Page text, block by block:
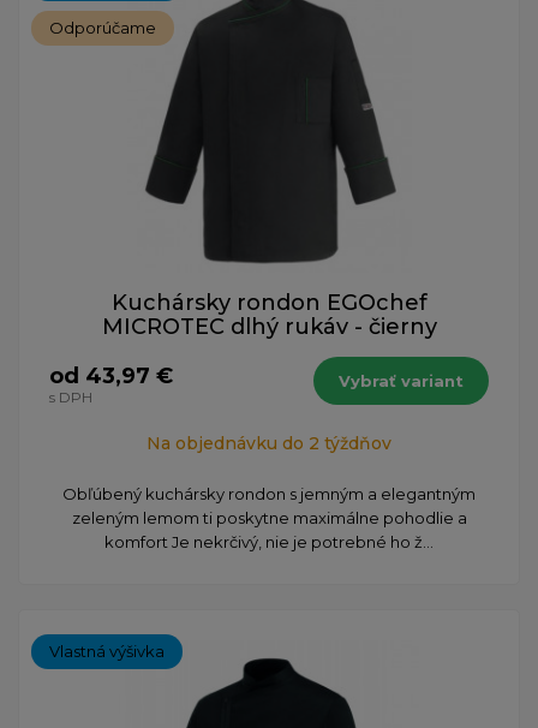
Odporúčame
Kuchársky rondon EGOchef
MICROTEC dlhý rukáv - čierny
od 43,97 €
s DPH
Vybrať variant
Na objednávku do 2 týždňov
Obľúbený kuchársky rondon s jemným a elegantným
zeleným lemom ti poskytne maximálne pohodlie a
komfort Je nekrčivý, nie je potrebné ho ž...
Vlastná výšivka